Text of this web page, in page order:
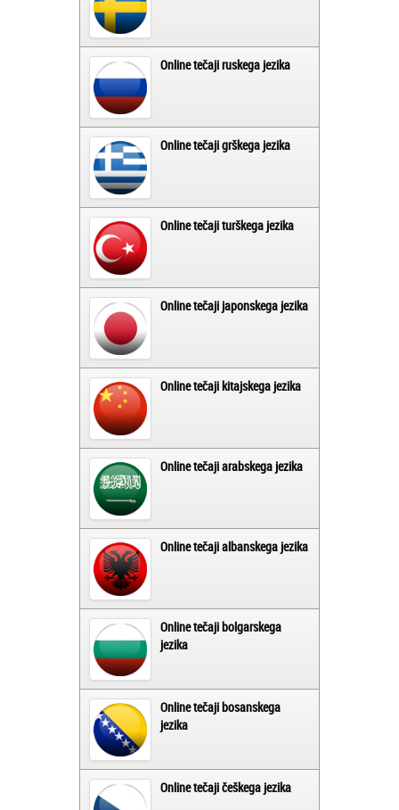
Online tečaji ruskega jezika
Online tečaji grškega jezika
Online tečaji turškega jezika
Online tečaji japonskega jezika
Online tečaji kitajskega jezika
Online tečaji arabskega jezika
Online tečaji albanskega jezika
Online tečaji bolgarskega
jezika
Online tečaji bosanskega
jezika
Online tečaji češkega jezika